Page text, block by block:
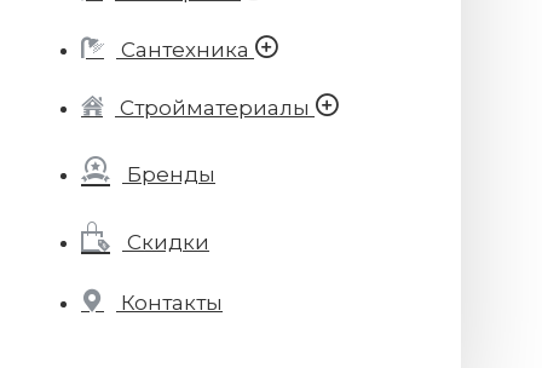
Сантехника
Стройматериалы
Бренды
Скидки
Контакты